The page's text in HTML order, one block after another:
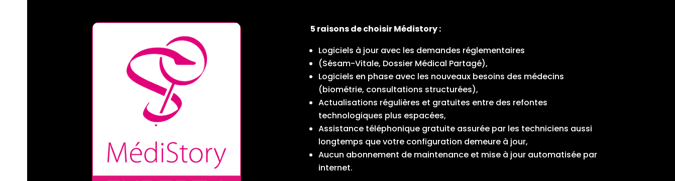
5 raisons de choisir Médistory :
Logiciels à jour avec les demandes réglementaires
(Sésam-Vitale, Dossier Médical Partagé),
Logiciels en phase avec les nouveaux besoins des médecins
(biométrie, consultations structurées),
Actualisations régulières et gratuites entre des refontes
technologiques plus espacées,
Assistance téléphonique gratuite assurée par les techniciens aussi
longtemps que votre configuration demeure à jour,
Aucun abonnement de maintenance et mise à jour automatisée par
internet.